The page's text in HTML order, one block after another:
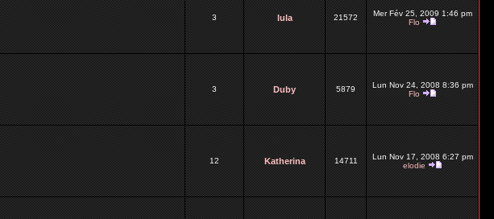
3 lula 21572
Mer Fév 25, 2009 1:46 pm
Flo
3 Duby 5879
Lun Nov 24, 2008 8:36 pm
Flo
12 Katherina 14711
Lun Nov 17, 2008 6:27 pm
elodie